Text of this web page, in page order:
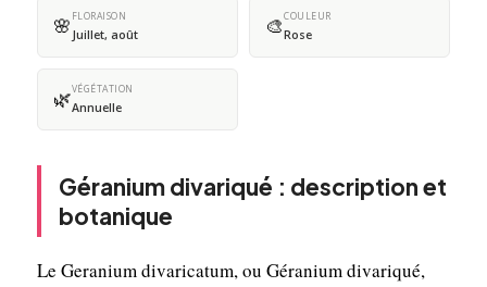
🌸 FLORAISON
Juillet, août 🎨COULEUR
Rose
🌿VÉGÉTATION
Annuelle
Géranium divariqué : description et
botanique
Le Geranium divaricatum, ou Géranium divariqué,